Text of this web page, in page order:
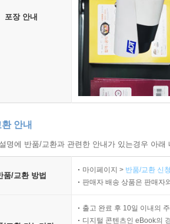
포장 안내
안내
명에 반품/교환과 관련한 안내가 있는경우 아
품/교환 방법
마이페이지 > 반품/교환 신
판매자 배송 상품은 판매자
출고 완료 후 10일 이내의
디지털 콘텐츠인 eBook의